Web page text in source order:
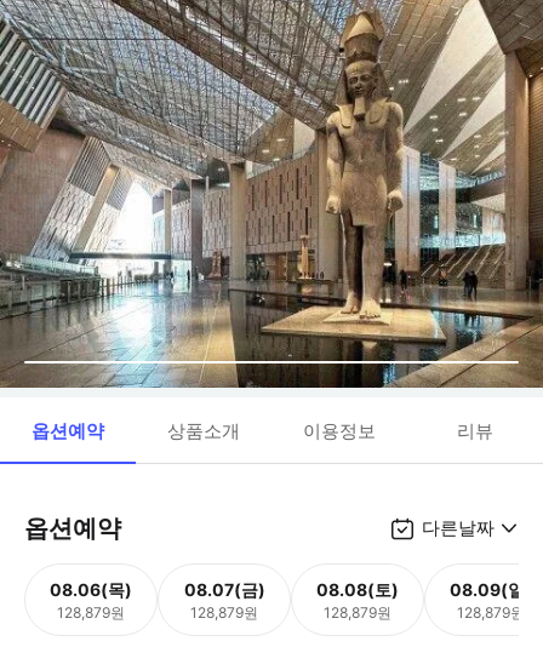
옵션예약 상품소개 이용정보 리뷰
옵션예약 다른날짜
08.06(목)
128,879원
08.07(금)
128,879원
08.08(토)
128,879원
08.09(일)
128,879원